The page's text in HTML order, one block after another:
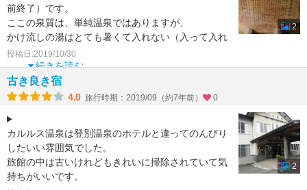
前終了）です。
ここの泉質は、単純温泉ではありますが、
かけ流しの湯はとても暑くて入れない（入って入れ
ないこともないけど）
そこを地下水で、温湯、中
続きを読む
投稿日:2019/10/30
2
古き良き宿
4.0 旅行時期：2019/09（約7年前） 0
カルルス温泉は登別温泉のホテルと違ってのんびり
したいい雰囲気でした。
旅館の中は古いけれどもきれいに掃除されていて気
持ちがいいです。
2